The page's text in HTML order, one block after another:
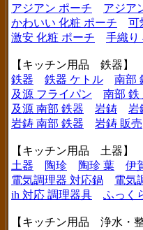
アジアン ポーチ
アジア
かわいい 化粧 ポーチ
可
激安 化粧 ポーチ
手織り
【キッチン用品 鉄器】
鉄器
鉄器 ケトル 南部
及源 フライパン
南部 鉄
及源 南部 鉄器
岩鋳 岩
岩鋳 南部 鉄器
岩鋳 販売
【キッチン用品 土器】
土器
陶珍 陶珍 葉 伊
電気調理器 対応鍋
電気
ih 対応 調理器具
ふっく
【キッチン用品 浄水・整